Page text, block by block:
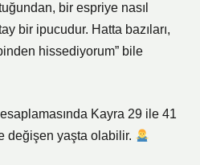
bir espriye nasıl
bir ipucudur. Hatta bazıları,
hissediyorum” bile
Kayra 29 ile 41
değişen yaşta olabilir.